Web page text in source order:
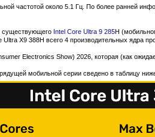
частотой около 5.1 Гц. По более ранней
существующего Intel Core Ultra 9 285H
X9 388H всего 4 производительных ядра
Electronics Show) 2026, которая (как
мобильной серии сведено в таблицу